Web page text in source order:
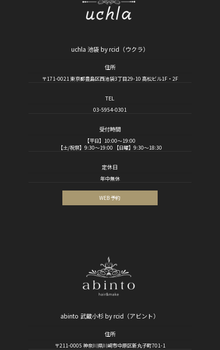
uchla 池袋 by rcid（ウクラ）
住所
〒171-0021 東京都豊島区西池袋3丁目29-10 高松ビル1F・2F
TEL
03-5954-0301
受付時間
【平日】10:00～19:00
【土/祝祭】9:30～19:00 【日曜】9:30～18:30
定休日
年中無休
WEB 予約
abinto 武蔵小杉 by rcid（アビント）
住所
〒211-0005 神奈川県川崎市中原区新丸子町701-1